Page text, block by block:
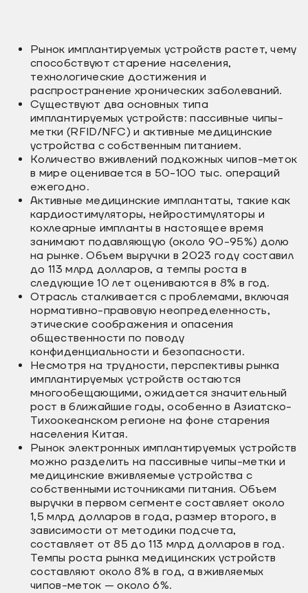
Рынок имплантируемых устройств растет, чему
способствуют старение населения,
технологические достижения и
распространение хронических заболеваний.
Существуют два основных типа
имплантируемых устройств: пассивные чипы-
метки (RFID/NFC) и активные медицинские
устройства с собственным питанием.
Количество вживлений подкожных чипов-меток
в мире оценивается в 50-100 тыс. операций
ежегодно.
Активные медицинские имплантаты, такие как
кардиостимуляторы, нейростимуляторы и
кохлеарные импланты в настоящее время
занимают подавляющую (около 90-95%) долю
на рынке. Объем выручки в 2023 году составил
до 113 млрд долларов, а темпы роста в
следующие 10 лет оцениваются в 8% в год.
Отрасль сталкивается с проблемами, включая
нормативно-правовую неопределенность,
этические соображения и опасения
общественности по поводу
конфиденциальности и безопасности.
Несмотря на трудности, перспективы рынка
имплантируемых устройств остаются
многообещающими, ожидается значительный
рост в ближайшие годы, особенно в Азиатско-
Тихоокеанском регионе на фоне старения
населения Китая.
Рынок электронных имплантируемых устройств
можно разделить на пассивные чипы-метки и
медицинские вживляемые устройства с
собственными источниками питания. Объем
выручки в первом сегменте составляет около
1,5 млрд долларов в года, размер второго, в
зависимости от методики подсчета,
составляет от 85 до 113 млрд долларов в год.
Темпы роста рынка медицинских устройств
составляют около 8% в год, а вживляемых
чипов-меток — около 6%.